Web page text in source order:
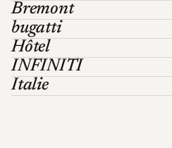
Bremont
bugatti
Hôtel
INFINITI
Italie